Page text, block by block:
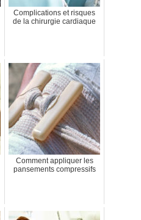
Complications et risques
de la chirurgie cardiaque
Comment appliquer les
pansements compressifs